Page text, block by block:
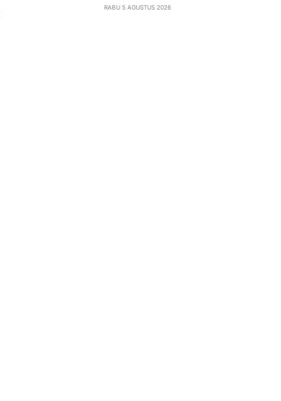
RABU 5 AGUSTUS 2026